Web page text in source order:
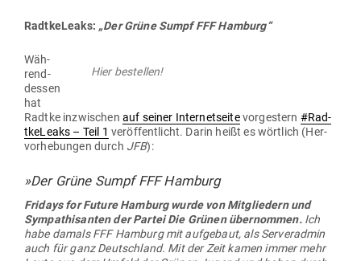
Rad­tke­Leaks: „Der Grüne Sumpf FFF Hamburg“
Hier bestellen!
Wäh­
rend­
dessen
hat
Radtke inzwi­schen auf seiner Inter­net­seitevor­gestern #Rad­
tke­Leaks – Teil 1 ver­öf­fent­licht. Darin heißt es wörtlich (Her­
vor­he­bungen durch JFB):
»Der Grüne Sumpf FFF Hamburg
Fridays for Future Hamburg wurde von Mit­gliedern und
Sym­pa­thi­santen der Partei Die Grünen über­nommen.Ich
habe damals FFF Hamburg mit auf­gebaut, als Ser­ver­admin
auch für ganz Deutschland. Mit der Zeit kamen immer mehr